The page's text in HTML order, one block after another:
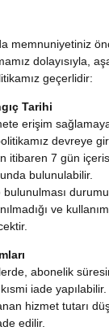
memnuniyetiniz
dolayısıyla,
geçerlidir:
Tarihi
erişim
devreye
itibaren 7 gün
bulunulabilir.
ve
abonelik
iade
hizmet tutarı
edilir.